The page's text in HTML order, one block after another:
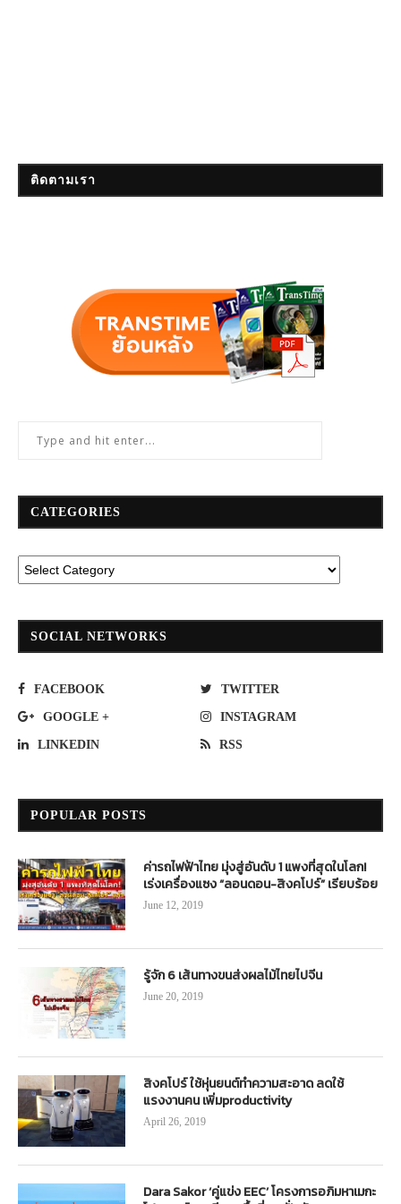
ติดตามเรา
CATEGORIES
SOCIAL NETWORKS
FACEBOOK TWITTER
GOOGLE + INSTAGRAM
LINKEDIN RSS
POPULAR POSTS
ค่ารถไฟฟ้าไทย มุ่งสู่อันดับ 1 แพงที่สุดในโลก!
เร่งเครื่องแซง “ลอนดอน-สิงคโปร์” เรียบร้อย
June 12, 2019
รู้จัก 6 เส้นทางขนส่งผลไม้ไทยไปจีน
June 20, 2019
สิงคโปร์ ใช้หุ่นยนต์ทำความสะอาด ลดใช้
แรงงานคน เพิ่มproductivity
April 26, 2019
Dara Sakor ‘คู่แข่ง EEC’ โครงการอภิมหาเมกะ